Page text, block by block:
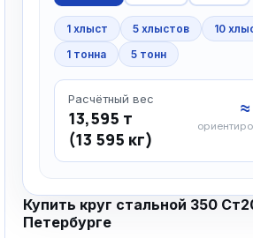
1 хлыст 5 хлыстов
10
1 тонна
5 тонн
Расчётный вес
13,595 т
(13 595 кг)
Купить круг стальной 350
Петербурге